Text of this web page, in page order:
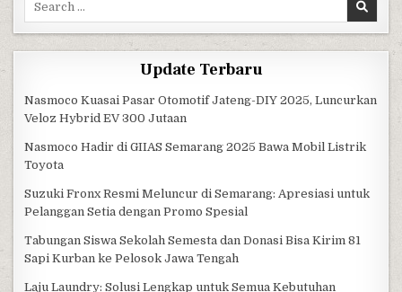
Update Terbaru
Nasmoco Kuasai Pasar Otomotif Jateng-DIY 2025, Luncurkan
Veloz Hybrid EV 300 Jutaan
Nasmoco Hadir di GIIAS Semarang 2025 Bawa Mobil Listrik
Toyota
Suzuki Fronx Resmi Meluncur di Semarang: Apresiasi untuk
Pelanggan Setia dengan Promo Spesial
Tabungan Siswa Sekolah Semesta dan Donasi Bisa Kirim 81
Sapi Kurban ke Pelosok Jawa Tengah
Laju Laundry: Solusi Lengkap untuk Semua Kebutuhan